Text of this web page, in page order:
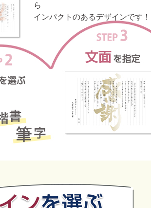
ら
インパクトのあるデザインです！